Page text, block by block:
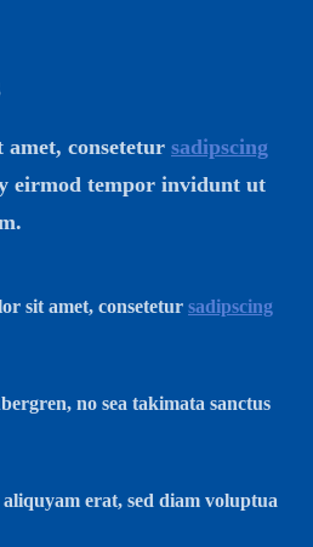
consetetur sadipscing
eirmod tempor invidunt ut
sit amet, consetetur sadipscing
no sea takimata sanctus
erat, sed diam voluptua